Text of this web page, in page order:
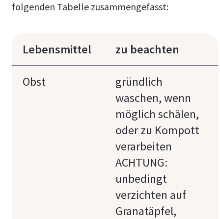
folgenden Tabelle zusammengefasst:
Lebensmittel zu beachten
Obst
gründlich
waschen, wenn
möglich schälen,
oder zu Kompott
verarbeiten
ACHTUNG:
unbedingt
verzichten auf
Granatäpfel,